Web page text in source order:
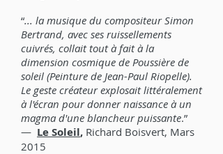
“... la musique du compositeur Simon
Bertrand, avec ses ruissellements
cuivrés, collait tout à fait à la
dimension cosmique de Poussière de
soleil (Peinture de Jean-Paul Riopelle).
Le geste créateur explosait littéralement
à l'écran pour donner naissance à un
magma d'une blancheur puissante.”
— Le Soleil, Richard Boisvert, Mars
2015